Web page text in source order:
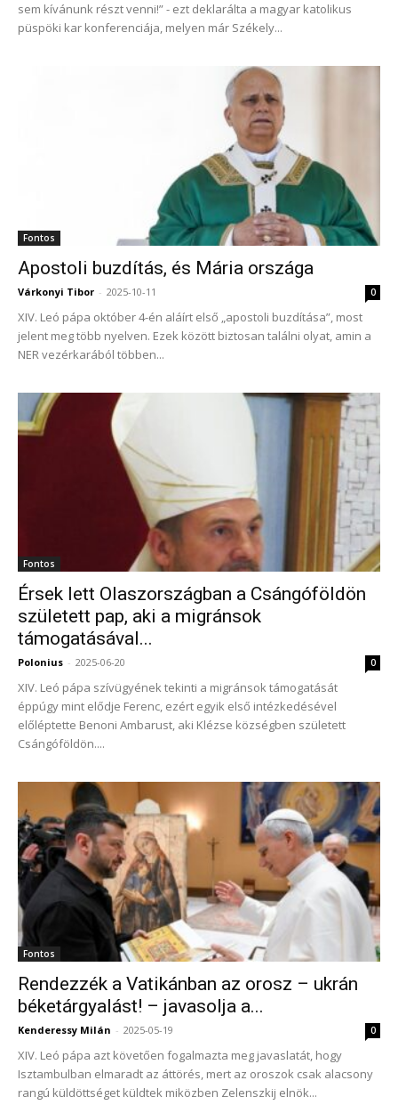
sem kívánunk részt venni!” - ezt deklarálta a magyar katolikus
püspöki kar konferenciája, melyen már Székely...
Fontos
Apostoli buzdítás, és Mária országa
Várkonyi Tibor - 2025-10-11 0
XIV. Leó pápa október 4-én aláírt első „apostoli buzdítása”, most
jelent meg több nyelven. Ezek között biztosan találni olyat, amin a
NER vezérkarából többen...
Fontos
Érsek lett Olaszországban a Csángóföldön
született pap, aki a migránsok
támogatásával...
Polonius - 2025-06-20 0
XIV. Leó pápa szívügyének tekinti a migránsok támogatását
éppúgy mint elődje Ferenc, ezért egyik első intézkedésével
előléptette Benoni Ambarust, aki Klézse községben született
Csángóföldön....
Fontos
Rendezzék a Vatikánban az orosz – ukrán
béketárgyalást! – javasolja a...
Kenderessy Milán - 2025-05-19 0
XIV. Leó pápa azt követően fogalmazta meg javaslatát, hogy
Isztambulban elmaradt az áttörés, mert az oroszok csak alacsony
rangú küldöttséget küldtek miközben Zelenszkij elnök...